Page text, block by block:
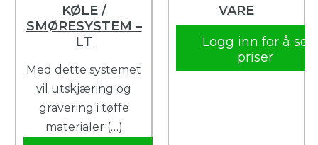
KØLE /
SMØRESYSTEM –
LT
Med dette systemet
vil utskjæring og
gravering i tøffe
materialer (…)
VARE
Logg inn for å se
priser